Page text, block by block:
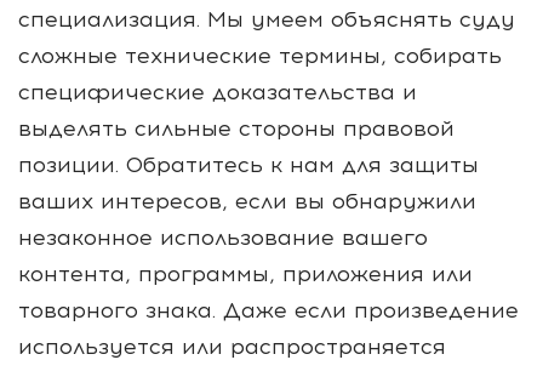
специализация. Мы умеем объяснять суду
сложные технические термины, собирать
специфические доказательства и
выделять сильные стороны правовой
позиции. Обратитесь к нам для защиты
ваших интересов, если вы обнаружили
незаконное использование вашего
контента, программы, приложения или
товарного знака. Даже если произведение
используется или распространяется